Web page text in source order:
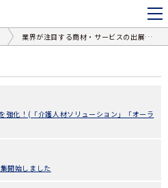
業界が注目する商材・サービスの出展を強化！(「介護人材ソリューション」「オーラルフレイル対策」)
強化！(「介護人材ソリューション」「オーラ
開始しました